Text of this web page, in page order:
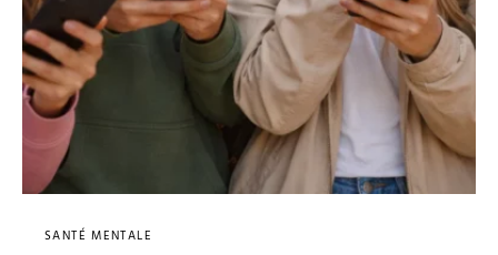
SANTÉ MENTALE